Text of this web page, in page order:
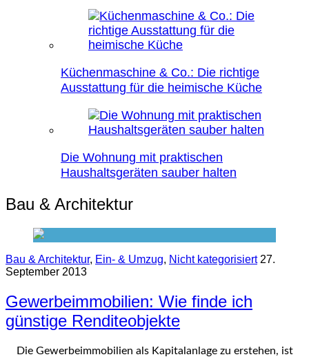
Küchenmaschine & Co.: Die richtige
Ausstattung für die heimische Küche
Die Wohnung mit praktischen
Haushaltsgeräten sauber halten
Bau & Architektur
Bau & Architektur, Ein- & Umzug, Nicht kategorisiert 27.
September 2013
Gewerbeimmobilien: Wie finde ich
günstige Renditeobjekte
Die Gewerbeimmobilien als Kapitalanlage zu erstehen, ist